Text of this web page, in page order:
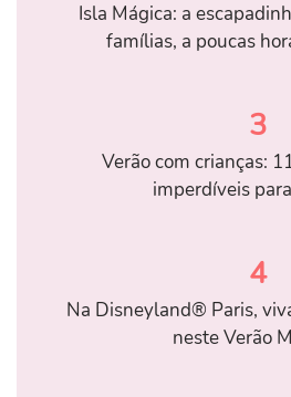
Isla Mágica: a
famílias, a poucas
3
Verão com crianças:
imperdíveis
4
Na Disneyland® Paris,
neste Verão